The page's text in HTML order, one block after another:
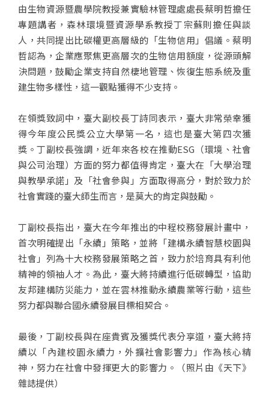
由生物資源暨農學院教授兼實驗林管理處處長蔡明哲擔任
專題講者，森林環境暨資源學系教授丁宗蘇則擔任與談
人，共同提出比碳權更高層級的「生物信用」倡議。蔡明
哲認為，企業應聚焦更高層次的生物信用額度，從源頭解
決問題，鼓勵企業支持自然棲地管理、恢復生態系統及重
建生物多樣性，這一觀點獲得不少支持。
在領獎致詞中，臺大副校長丁詩同表示，臺大非常榮幸獲
得今年度公民獎公立大學第一名，這也是臺大第四次獲
獎。丁副校長強調，近年來各校在推動ESG（環境、社會
與公司治理）方面的努力都值得肯定，臺大在「大學治理
與教學承諾」及「社會參與」方面取得高分，對於致力於
社會實踐的臺大師生而言，是莫大的肯定與鼓勵。
丁副校長指出，臺大在今年推出的中程校務發展計畫中，
首次明確提出「永續」策略，並將「建構永續智慧校園與
社會」列為十大校務發展策略之首，致力於培育具有利他
精神的領袖人才。為此，臺大將持續進行低碳轉型，協助
友邦建構防災能力，並在雲林推動永續農業等行動，這些
努力都與聯合國永續發展目標相契合。
最後，丁副校長與在座貴賓及獲獎代表分享道，臺大將持
續以「內建校園永續力，外擴社會影響力」作為核心精
神，努力在社會中發揮更大的影響力。（照片由《天下》
雜誌提供）